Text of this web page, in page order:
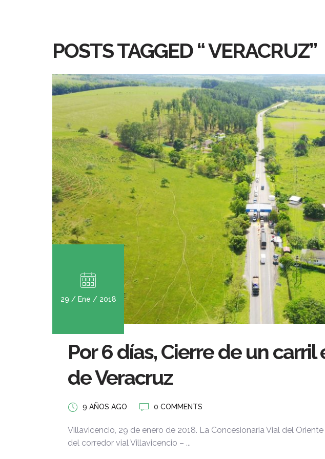
POSTS TAGGED “ VERACRUZ”
29 / Ene / 2018
Por 6 días, Cierre de un carril
de Veracruz
9 AÑOS AGO 0 COMMENTS
Villavicencio, 29 de enero de 2018. La Concesionaria Vial del
del corredor vial Villavicencio – ...